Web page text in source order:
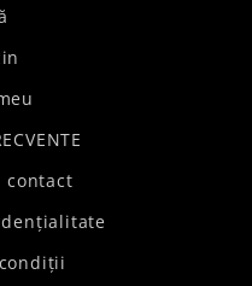
contact